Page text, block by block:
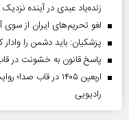
زنده‌یاد عبدی در آینده نزدیک
لغو تحریم‌های ایران از
پزشکیان: باید دشمن را وادار
پاسخ قانون به خشونت در
اربعین ۱۴۰۵ در
رادیویی